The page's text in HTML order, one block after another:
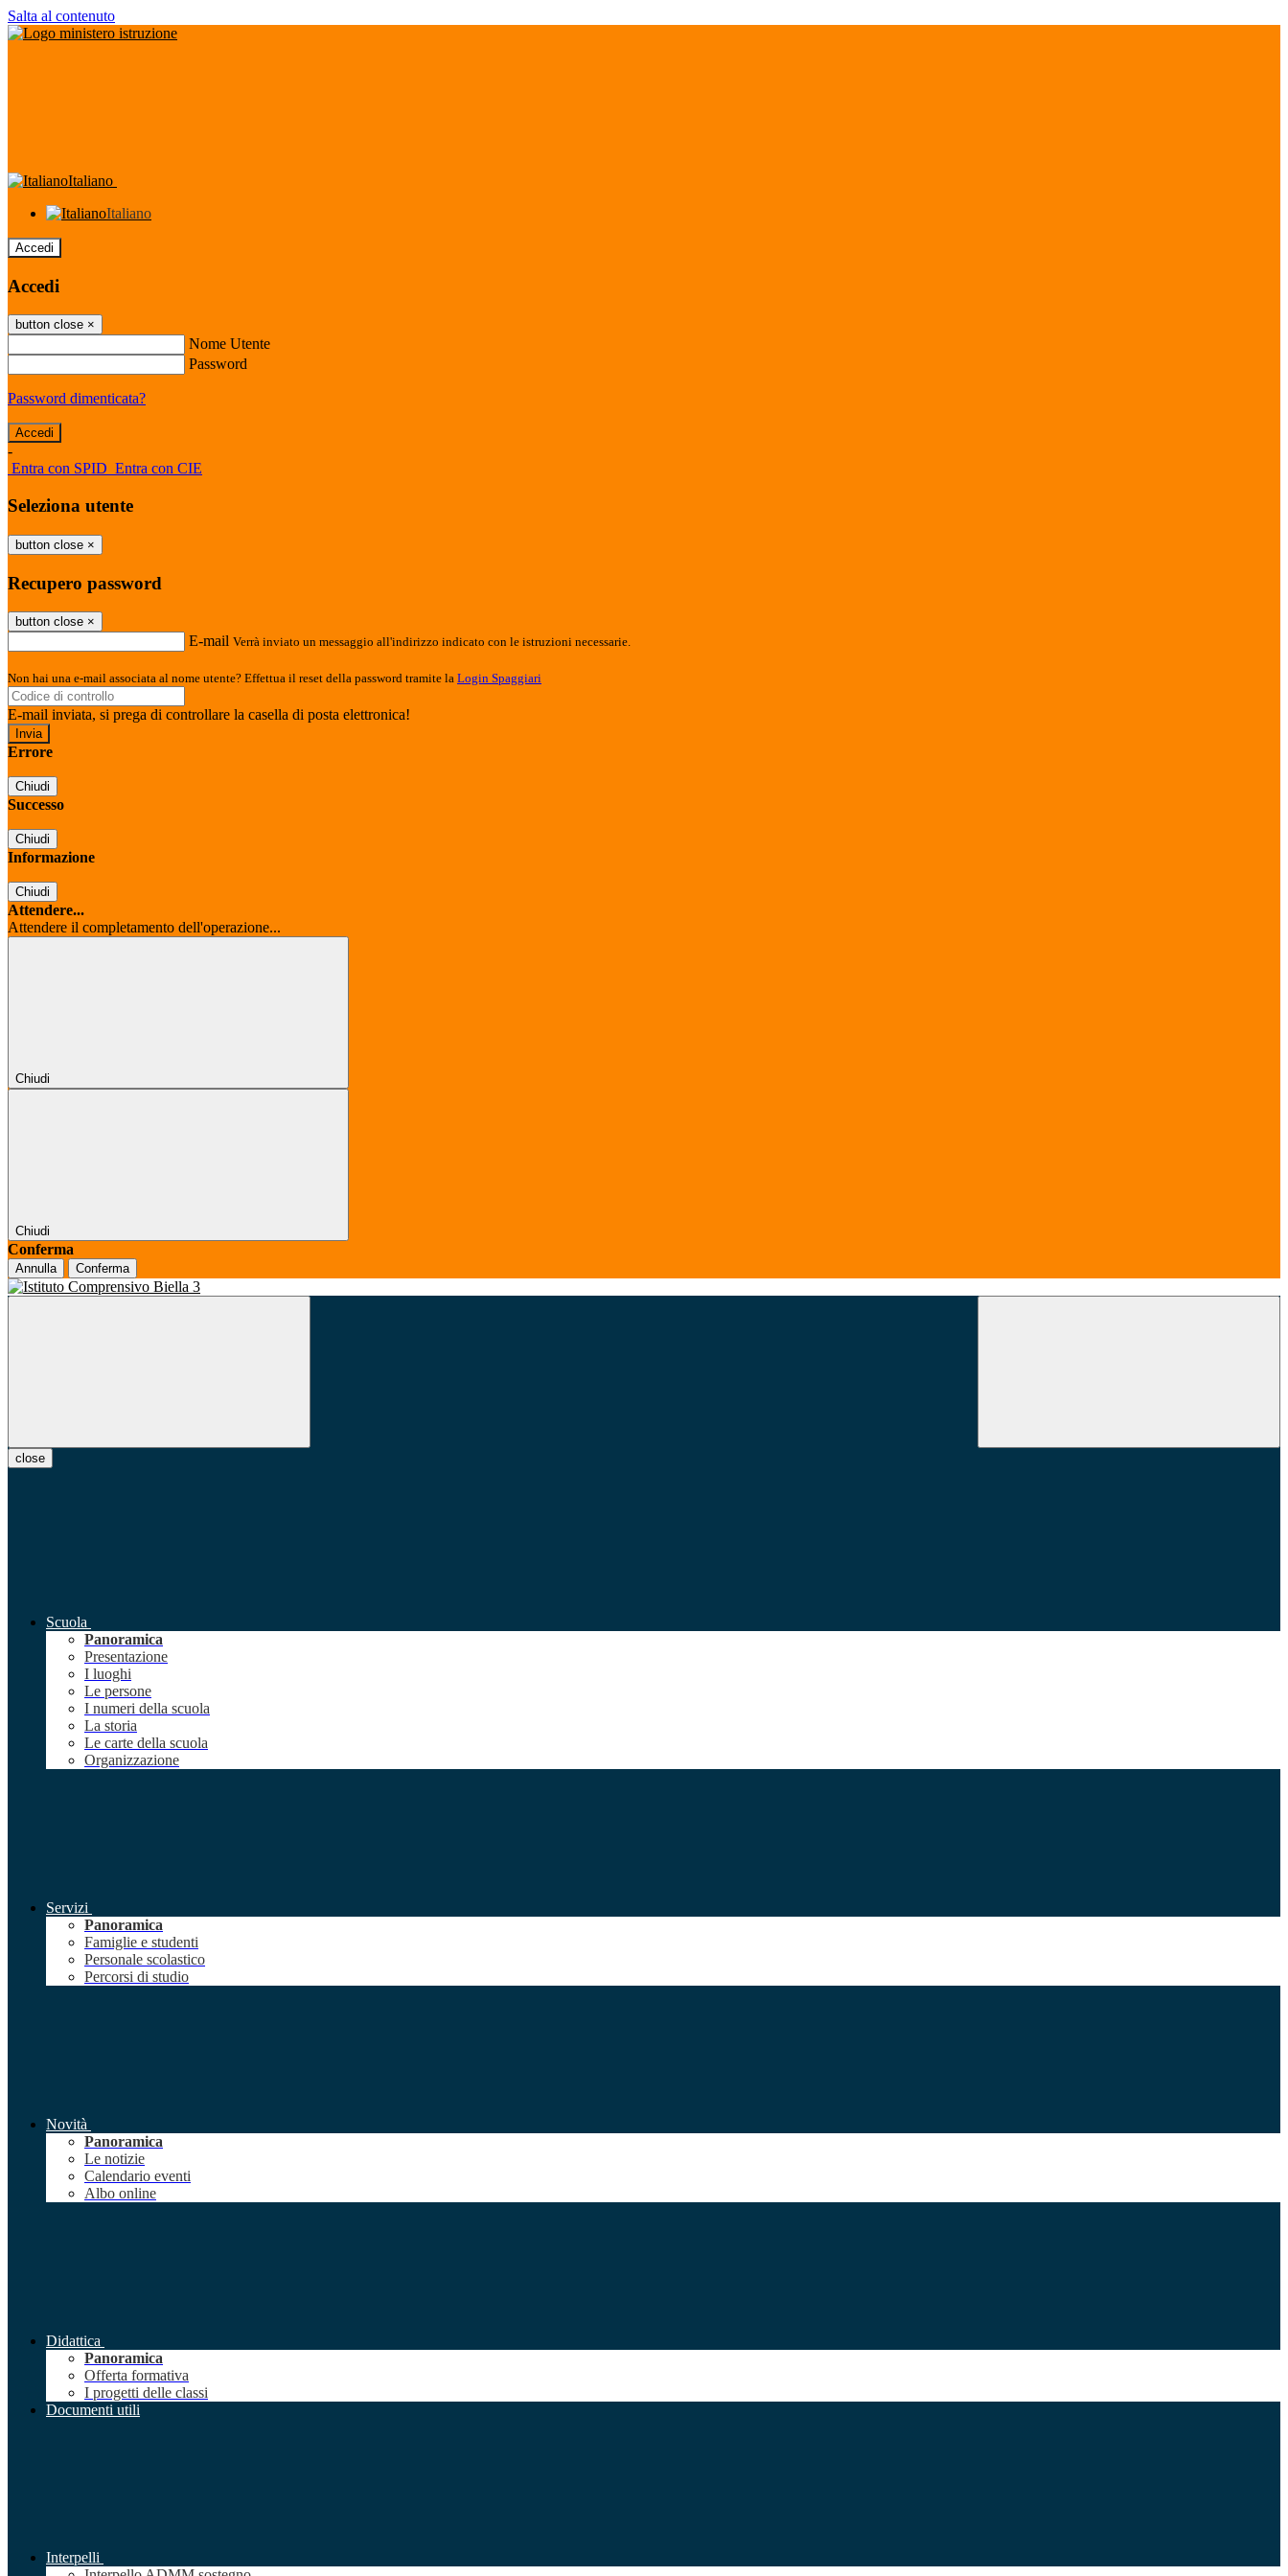
Salta al contenuto
Italiano
Italiano
Accedi
Accedi
button close ×
Nome Utente
Password
Password dimenticata?
-
Entra con SPID Entra con CIE
Seleziona utente
button close ×
Recupero password
button close ×
E-mail Verrà inviato un messaggio all'indirizzo indicato con le istruzioni necessarie.
Non hai una e-mail associata al nome utente? Effettua il reset della password tramite la Login Spaggiari
E-mail inviata, si prega di controllare la casella di posta elettronica!
Errore
Chiudi
Successo
Chiudi
Informazione
Chiudi
Attendere...
Attendere il completamento dell'operazione...
Chiudi
Chiudi
Conferma
Annulla Conferma
close
Scuola
Panoramica
Presentazione
I luoghi
Le persone
I numeri della scuola
La storia
Le carte della scuola
Organizzazione
Servizi
Panoramica
Famiglie e studenti
Personale scolastico
Percorsi di studio
Novità
Panoramica
Le notizie
Calendario eventi
Albo online
Didattica
Panoramica
Offerta formativa
I progetti delle classi
Documenti utili
Interpelli